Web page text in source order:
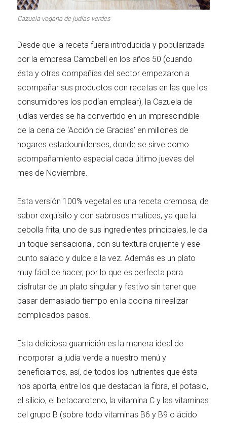
Carnes 2.0 Bella Italia
La salsa ideal Los imprescindibles
Días de fiesta Cocina de invierno
Las mejores recetas
Cazuela vegana de judías verdes
Desde que la receta fuera introducida y popularizada
por la empresa Campbell en los años 50 (cuando
ésta y otras compañías del sector empezaron a
acompañar sus productos con recetas en las que los
consumidores los podían emplear), la Cazuela de
judías verdes se ha convertido en un imprescindible
de la cena de ‘Acción de Gracias’ en millones de
hogares estadounidenses, donde se sirve como
acompañamiento especial cada último jueves del
mes de Noviembre.
Esta versión 100% vegetal es una receta cremosa, de
sabor exquisito y con sabrosos matices, ya que la
cebolla frita, uno de sus ingredientes principales, le da
un toque sensacional, con su textura crujiente y ese
punto salado y dulce a la vez. Además es un plato
muy fácil de hacer, por lo que es perfecta para
disfrutar de un plato singular y festivo sin tener que
pasar demasiado tiempo en la cocina ni realizar
complicados pasos.
Esta deliciosa guarnición es la manera ideal de
incorporar la judía verde a nuestro menú y
beneficiarnos, así, de todos los nutrientes que ésta
nos aporta, entre los que destacan la fibra, el potasio,
el silicio, el betacaroteno, la vitamina C y las vitaminas
del grupo B (sobre todo vitaminas B6 y B9 o ácido